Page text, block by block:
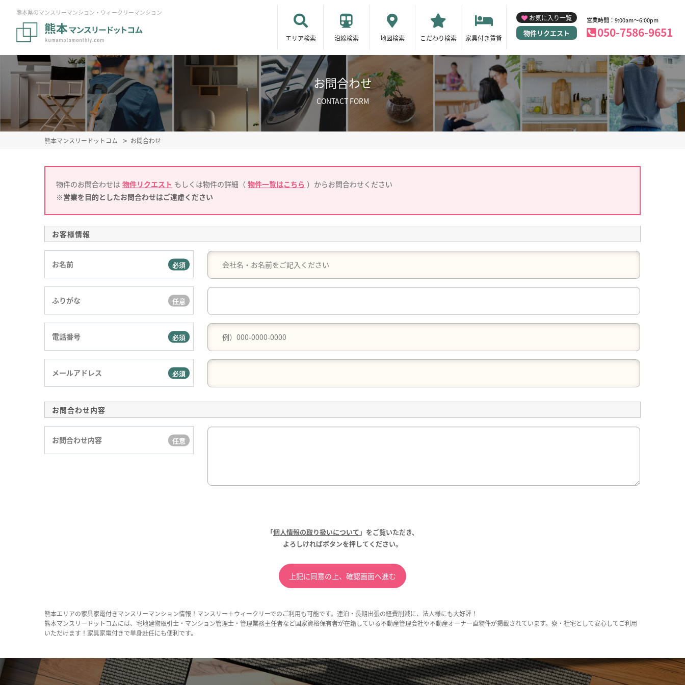
熊本県のマンスリーマンション・ウィークリーマンション
エリア検索 沿線検索 地図検索 こだわり検索 家具付き賃貸
お気に入り一覧
物件リクエスト
営業時間：9:00am～6:00pm
050-7586-9651
お問合わせ
CONTACT FORM
熊本マンスリードットコム お問合わせ
物件のお問合わせは 物件リクエスト もしくは物件の詳細（ 物件一覧はこちら ）からお問合わせください
※営業を目的としたお問合わせはご遠慮ください
お客様情報
お名前
ふりがな
電話番号
メールアドレス
お問合わせ内容
お問合わせ内容
「個人情報の取り扱いについて 」をご覧いただき、
よろしければボタンを押してください。
熊本エリアの家具家電付きマンスリーマンション情報！マンスリー＋ウィークリーでのご利用も可能です。連泊・長期出張の経費削減に、法人様にも大好評！
熊本マンスリードットコムには、宅地建物取引士・マンション管理士・管理業務主任者など国家資格保有者が在籍している不動産管理会社や不動産オーナー直物件が掲載されています。寮・社宅として安心してご利用
いただけます！家具家電付きで単身赴任にも便利です。